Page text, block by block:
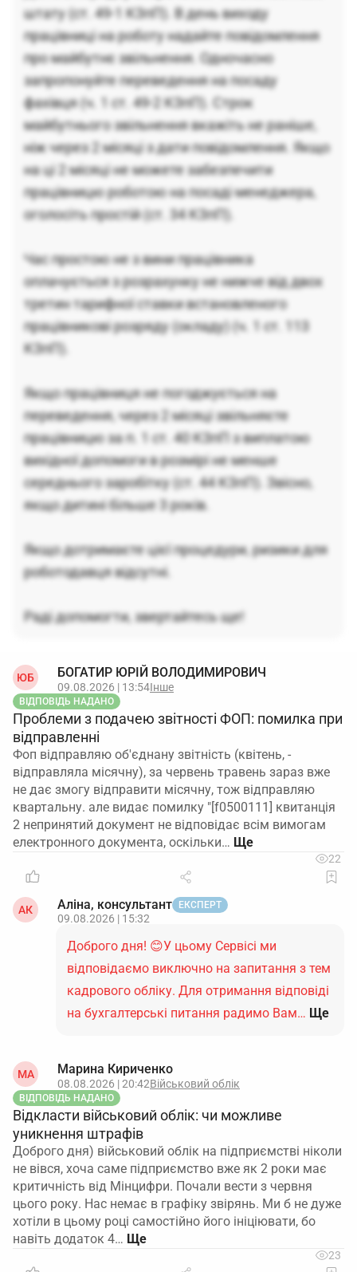
штату (ст. 49-1 КЗпП). В день виходу
працівниці на роботу надайте повідомлення
про майбутнє звільнення. Одночасно
запропонуйте переведення на посаду
фахівця (ч. 1 ст. 49-2 КЗпП). Строк
майбутнього звільнення вкажіть не раніше,
ніж через 2 місяці з дати повідомлення. Якщо
на ці 2 місяці не можете забезпечити
працівницю роботою на посаді менеджера,
оголосіть простій (ст. 34 КЗпП).
Час простою не з вини працівника
оплачується з розрахунку не нижче від двох
третин тарифної ставки встановленого
працівникові розряду (окладу) (ч. 1 ст. 113
КЗпП).
Якщо працівниця не погоджується на
переведення, через 2 місяці звільняєте
працівницю за п. 1 ст. 40 КЗпП з виплатою
вихідної допомоги в розмірі не менше
середнього заробітку (ст. 44 КЗпП). Звісно,
якщо дитині більше 3 років.
Якщо дотримаєте цієї процедури, ризики для
роботодавця відсутні.
Раді допомогти, звертайтесь ще!
ЮБ БОГАТИР ЮРІЙ ВОЛОДИМИРОВИЧ
09.08.2026 | 13:54Інше
ВІДПОВІДЬ НАДАНО
Проблеми з подачею звітності ФОП: помилка при
відправленні
Фоп відправляю об'єднану звітність (квітень, -
відправляла місячну), за червень травень зараз вже
не дає змогу відправити місячну, тож відправляю
квартальну. але видає помилку "[f0500111] квитанція
2 непринятий документ не відповідає всім вимогам
електронного документа, оскільки…
22
АК Аліна, консультант ЕКСПЕРТ
09.08.2026 | 15:32
Доброго дня! 😊У цьому Сервісі ми
відповідаємо виключно на запитання з тем
кадрового обліку. Для отримання відповіді
на бухгалтерські питання радимо Вам… Ще
МА Марина Кириченко
08.08.2026 | 20:42Військовий облік
ВІДПОВІДЬ НАДАНО
Відкласти військовий облік: чи можливе
уникнення штрафів
Доброго дня) військовий облік на підприємстві ніколи
не вівся, хоча саме підприємство вже як 2 роки має
критичність від Мінцифри. Почали вести з червня
цього року. Нас немає в графіку звірянь. Ми б не дуже
хотіли в цьому році самостійно його ініціювати, бо
навіть додаток 4…
23